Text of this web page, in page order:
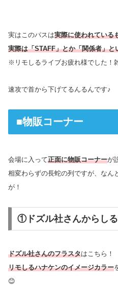
実はこのパスは実際に使われている
実際は「STAFF」とか「関係者」と
※リモしるライブお疲れ様でした！
速攻で首から下げてるんるんです♪
■物販コーナー
会場に入って正面に物販コーナーが
相変わらずの長蛇の列ですが、なん
が！
①ドズル社さんからし
ドズル社さんのフラスタはこちら！
リモしるハナケンのイメージカラー
😊